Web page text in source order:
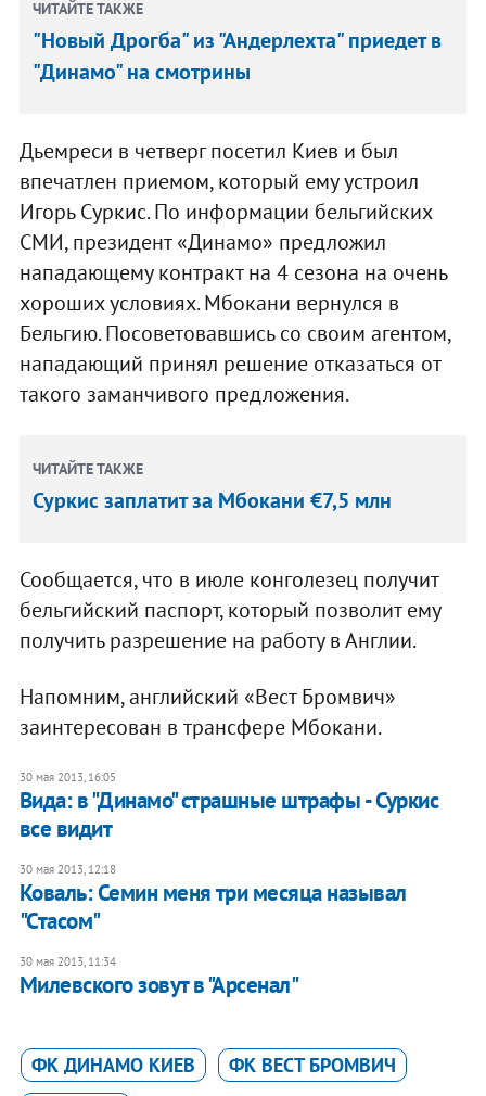
ЧИТАЙТЕ ТАКЖЕ
"Новый Дрогба" из "Андерлехта" приедет в
"Динамо" на смотрины
Дьемреси в четверг посетил Киев и был
впечатлен приемом, который ему устроил
Игорь Суркис. По информации бельгийских
СМИ, президент «Динамо» предложил
нападающему контракт на 4 сезона на очень
хороших условиях. Мбокани вернулся в
Бельгию. Посоветовавшись со своим агентом,
нападающий принял решение отказаться от
такого заманчивого предложения.
ЧИТАЙТЕ ТАКЖЕ
Суркис заплатит за Мбокани €7,5 млн
Сообщается, что в июле конголезец получит
бельгийский паспорт, который позволит ему
получить разрешение на работу в Англии.
Напомним, английский «Вест Бромвич»
заинтересован в трансфере Мбокани.
30 мая 2013, 16:05
Вида: в "Динамо" страшные штрафы - Суркис
все видит
30 мая 2013, 12:18
Коваль: Семин меня три месяца называл
"Стасом"
30 мая 2013, 11:34
Милевского зовут в "Арсенал"
ФК ДИНАМО КИЕВ
ФК ВЕСТ БРОМВИЧ